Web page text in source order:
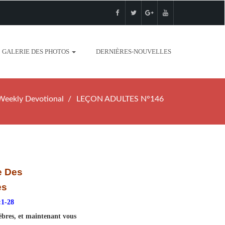
GALERIE DES PHOTOS DERNIÈRES-NOUVELLES
Devotional LEÇON ADULTES N°146
Des
28
et maintenant vous